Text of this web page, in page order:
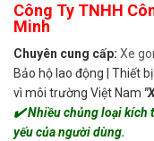
Công Ty TNHH
Minh
Chuyên cung cấp: Xe
Bảo hộ lao động | Thiết
vì môi trường Việt Nam
✔️ Nhiều chủng loại kích
yếu của người dùng.